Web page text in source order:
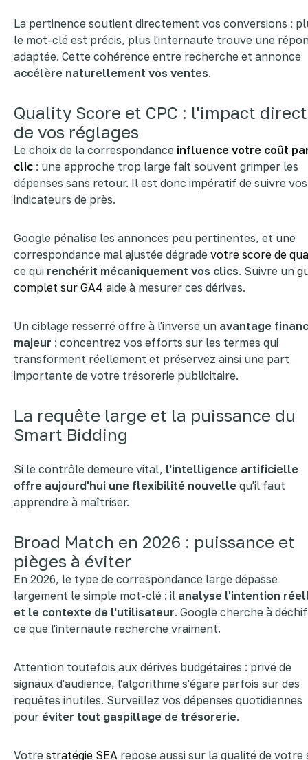
La pertinence soutient directement vos conversions :
le mot-clé est précis, plus l'internaute trouve une
adaptée. Cette cohérence entre recherche et annonce
accélère naturellement vos ventes.
Quality Score et CPC : l'impact direct
de vos réglages
Le choix de la correspondance influence votre coût
clic : une approche trop large fait souvent grimper les
dépenses sans retour. Il est donc impératif de suivre vos
indicateurs de près.
Google pénalise les annonces peu pertinentes, et une
correspondance mal ajustée dégrade votre score de
ce qui renchérit mécaniquement vos clics. Suivre un
complet sur GA4 aide à mesurer ces dérives.
Un ciblage resserré offre à l'inverse un avantage
majeur : concentrez vos efforts sur les termes qui
transforment réellement et préservez ainsi une part
importante de votre trésorerie publicitaire.
La requête large et la puissance du
Smart Bidding
Si le contrôle demeure vital, l'intelligence artificielle
offre aujourd'hui une flexibilité nouvelle qu'il faut
apprendre à maîtriser.
Broad Match en 2026 : puissance et
pièges à éviter
En 2026, le type de correspondance large dépasse
largement le simple mot-clé : il analyse l'intention
et le contexte de l'utilisateur. Google cherche à
ce que l'internaute recherche vraiment.
Attention toutefois aux dérives budgétaires : privé de
signaux d'audience, l'algorithme s'égare parfois sur des
requêtes inutiles. Surveillez vos dépenses quotidiennes
pour éviter tout gaspillage de trésorerie.
Votre stratégie SEA repose aussi sur la qualité de votre